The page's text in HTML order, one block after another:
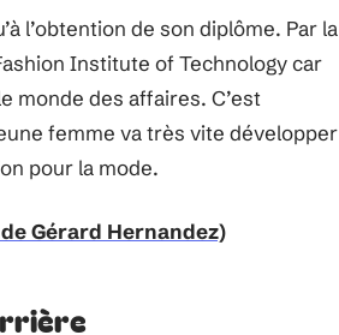
l’obtention de son diplôme. Par la
Institute of Technology car
monde des affaires. C’est
femme va très vite développer
pour la mode.
Gérard Hernandez)